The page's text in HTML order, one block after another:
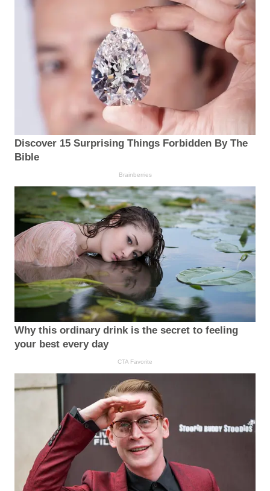
Discover 15 Surprising Things Forbidden By The
Bible
Brainberries
Why this ordinary drink is the secret to feeling
your best every day
CTA Favorite